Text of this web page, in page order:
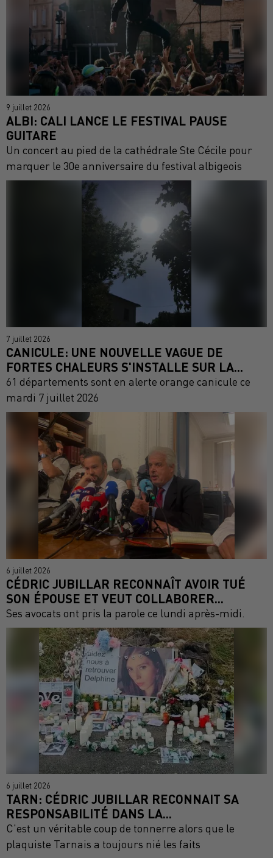
9 juillet 2026
ALBI: CALI LANCE LE FESTIVAL PAUSE
GUITARE
Un concert au pied de la cathédrale Ste Cécile pour
marquer le 30e anniversaire du festival albigeois
7 juillet 2026
CANICULE: UNE NOUVELLE VAGUE DE
FORTES CHALEURS S'INSTALLE SUR LA...
61 départements sont en alerte orange canicule ce
mardi 7 juillet 2026
6 juillet 2026
CÉDRIC JUBILLAR RECONNAÎT AVOIR TUÉ
SON ÉPOUSE ET VEUT COLLABORER...
Ses avocats ont pris la parole ce lundi après-midi.
6 juillet 2026
TARN: CÉDRIC JUBILLAR RECONNAIT SA
RESPONSABILITÉ DANS LA...
C'est un véritable coup de tonnerre alors que le
plaquiste Tarnais a toujours nié les faits